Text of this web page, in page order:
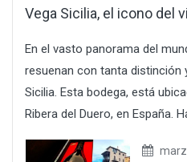
Vega Sicilia, el icono del
En el vasto panorama del
resuenan con tanta distinción
Sicilia. Esta bodega, está
Ribera del Duero, en España.